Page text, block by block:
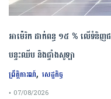
អាម៉េរិក ដាក់ពន្ធ ១៥ % លើទំ
បន្ទះឈីប និងផ្ទាំងសូឡា
ព្រឹត្តិការណ៍, សេដ្ឋកិច្ច
• 07/08/2026